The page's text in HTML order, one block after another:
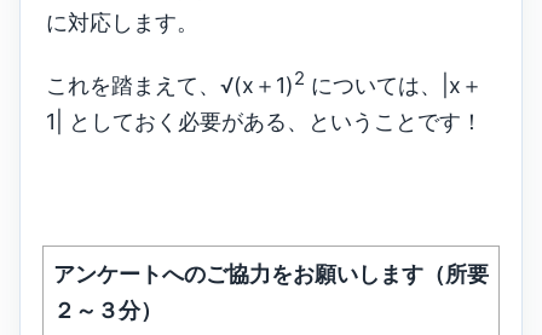
に対応します。
これを踏まえて、√(x＋1)2 については、|x＋
1| としておく必要がある、ということです！
アンケートへのご協力をお願いします（所要
２～３分）